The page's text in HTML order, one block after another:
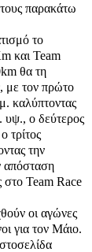
παρακάτω
το
και Team
θα τη
με τον πρώτο
καλύπτοντας
ο δεύτερος
τρίτος
την
απόσταση
στο Team Race
οι αγώνες
για τον Μάιο.